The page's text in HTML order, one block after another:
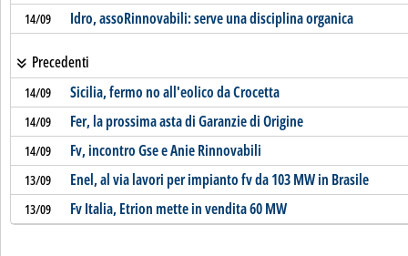
14/09 Idro, assoRinnovabili: serve una disciplina organica
Precedenti
14/09 Sicilia, fermo no all'eolico da Crocetta
14/09 Fer, la prossima asta di Garanzie di Origine
14/09 Fv, incontro Gse e Anie Rinnovabili
13/09 Enel, al via lavori per impianto fv da 103 MW in Brasile
13/09 Fv Italia, Etrion mette in vendita 60 MW